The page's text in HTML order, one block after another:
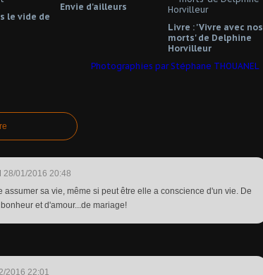
le vide de
Envie d'ailleurs
Livre : 'Vivre avec nos
morts' de Delphine
Horvilleur
Photographies par Stéphane THOUANEL
28/01/2016 20:48
assumer sa vie, même si peut être elle a conscience d'un vie. De
et d'amour...de mariage!
2016 22:01